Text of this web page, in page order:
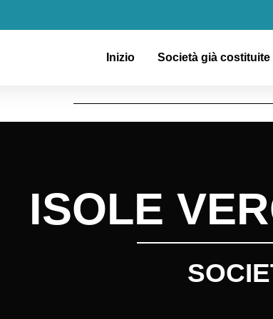
Inizio Società già costituite
ISOLE